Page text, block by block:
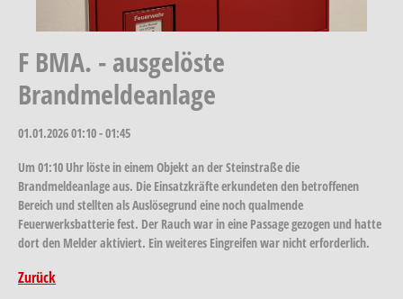
F BMA. - ausgelöste
Brandmeldeanlage
01.01.202601:10 - 01:45
Um 01:10 Uhr löste in einem Objekt an der Steinstraße die
Brandmeldeanlage aus. Die Einsatzkräfte erkundeten den betroffenen
Bereich und stellten als Auslösegrund eine noch qualmende
Feuerwerksbatterie fest. Der Rauch war in eine Passage gezogen und hatte
dort den Melder aktiviert. Ein weiteres Eingreifen war nicht erforderlich.
Zurück